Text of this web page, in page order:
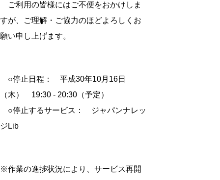
ご利用の皆様にはご不便をおかけしま
すが、ご理解・ご協力のほどよろしくお
願い申し上げます。
○停止日程： 平成30年10月16日
（木） 19:30 - 20:30（予定）
○停止するサービス： ジャパンナレッ
ジLib
※作業の進捗状況により、サービス再開